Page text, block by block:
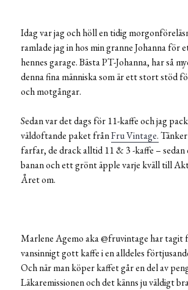
Idag var jag och höll en tidig
ramlade jag in hos min granne Johanna för
hennes garage. Bästa PT-Johanna, har så
denna fina människa som är ett stort stöd
och motgångar.
Sedan var det dags för 11-kaffe och jag
väldoftande paket frånFru Vintage.
farfar, de drack alltid 11 & 3 -kaffe – sedan
banan och ett grönt äpple varje kväll till
Året om.
Marlene Agemo aka @fruvintage har tagit
vansinnigt gott kaffe i en alldeles
Och när man köper kaffet går en del av
Läkaremissionen och det känns ju väldigt